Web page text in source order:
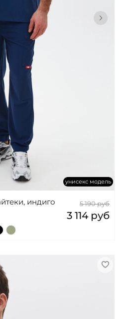
унисекс модель
индиго 5 190 руб
3 114 руб